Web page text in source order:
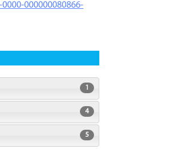
000000080866-
1
4
5